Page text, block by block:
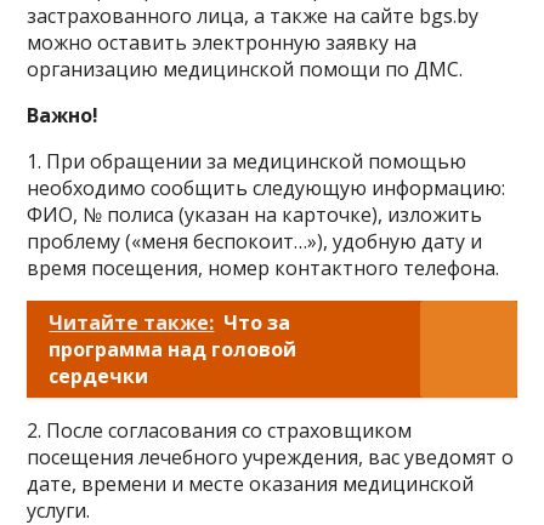
застрахованного лица, а также на сайте bgs.by
можно оставить электронную заявку на
организацию медицинской помощи по ДМС.
Важно!
1. При обращении за медицинской помощью
необходимо сообщить следующую информацию:
ФИО, № полиса (указан на карточке), изложить
проблему («меня беспокоит…»), удобную дату и
время посещения, номер контактного телефона.
Читайте также: Что за
программа над головой
сердечки
2. После согласования со страховщиком
посещения лечебного учреждения, вас уведомят о
дате, времени и месте оказания медицинской
услуги.